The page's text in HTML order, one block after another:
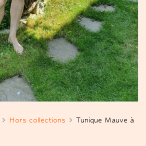
Hors collections
Tunique Mauve à